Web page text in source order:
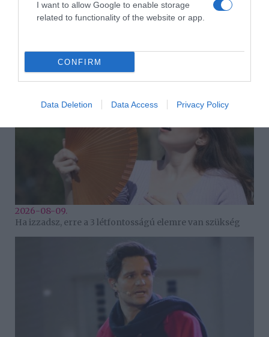
I want to allow Google to enable storage
related to functionality of the website or app.
CONFIRM
Data Deletion Data Access Privacy Policy
2026-08-09.
Ha izzadsz, erre a 3 létfontosságú elemre van szükség